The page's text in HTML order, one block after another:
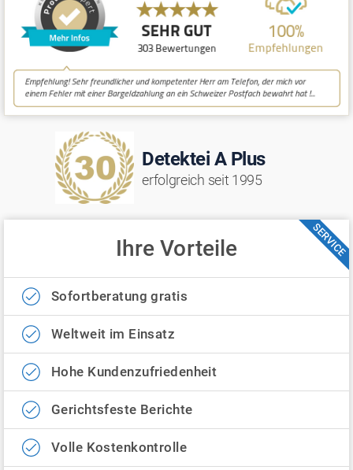
Detektei A Plus
erfolgreich seit 1995
SERVICE
Ihre Vorteile
Sofortberatung gratis
Weltweit im Einsatz
Hohe Kundenzufriedenheit
Gerichtsfeste Berichte
Volle Kostenkontrolle